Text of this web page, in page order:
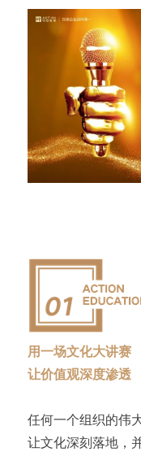
用一场文化大讲赛
让价值观深度渗透
任何一个组织的伟
让文化深刻落地，